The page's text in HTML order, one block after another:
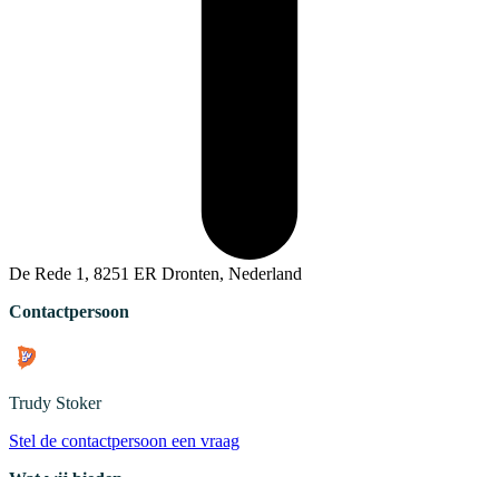
De Rede 1, 8251 ER Dronten, Nederland
Contactpersoon
Trudy Stoker
Stel de contactpersoon een vraag